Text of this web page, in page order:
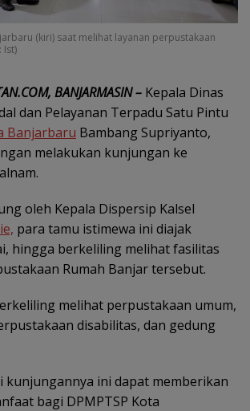
(kiri) saat melihat layanan perpustakaan
Ist)
BANJARMASIN – Kepala Dinas
dan Pelayanan Terpadu Satu Pintu
Banjarbaru Bambang Supriyanto,
melakukan kunjungan ke
oleh Kepala Dispersip Kalsel
para tamu istimewa ini diajak
hingga berkeliling melihat fasilitas
Rumah Banjar tersebut.
melihat perpustakaan umum,
disabilitas, dan gedung
kunjungannya ini dapat memberikan
bagi DPMPTSP Kota